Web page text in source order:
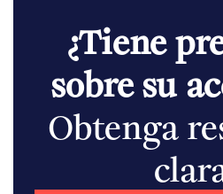
¿Tiene
sobre su
Obtenga